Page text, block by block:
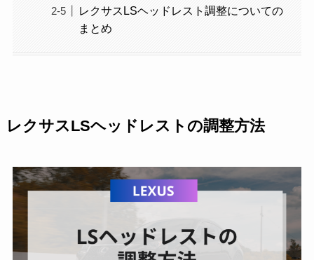
レクサスLSヘッドレスト調整についての
まとめ
レクサスLSヘッドレストの調整方法